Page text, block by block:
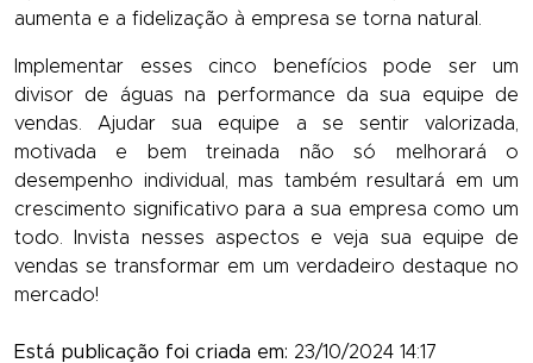
aumenta e a fidelização à empresa se torna natural.
Implementar esses cinco benefícios pode ser um
divisor de águas na performance da sua equipe de
vendas. Ajudar sua equipe a se sentir valorizada,
motivada e bem treinada não só melhorará o
desempenho individual, mas também resultará em um
crescimento significativo para a sua empresa como um
todo. Invista nesses aspectos e veja sua equipe de
vendas se transformar em um verdadeiro destaque no
mercado!
Está publicação foi criada em: 23/10/2024 14:17